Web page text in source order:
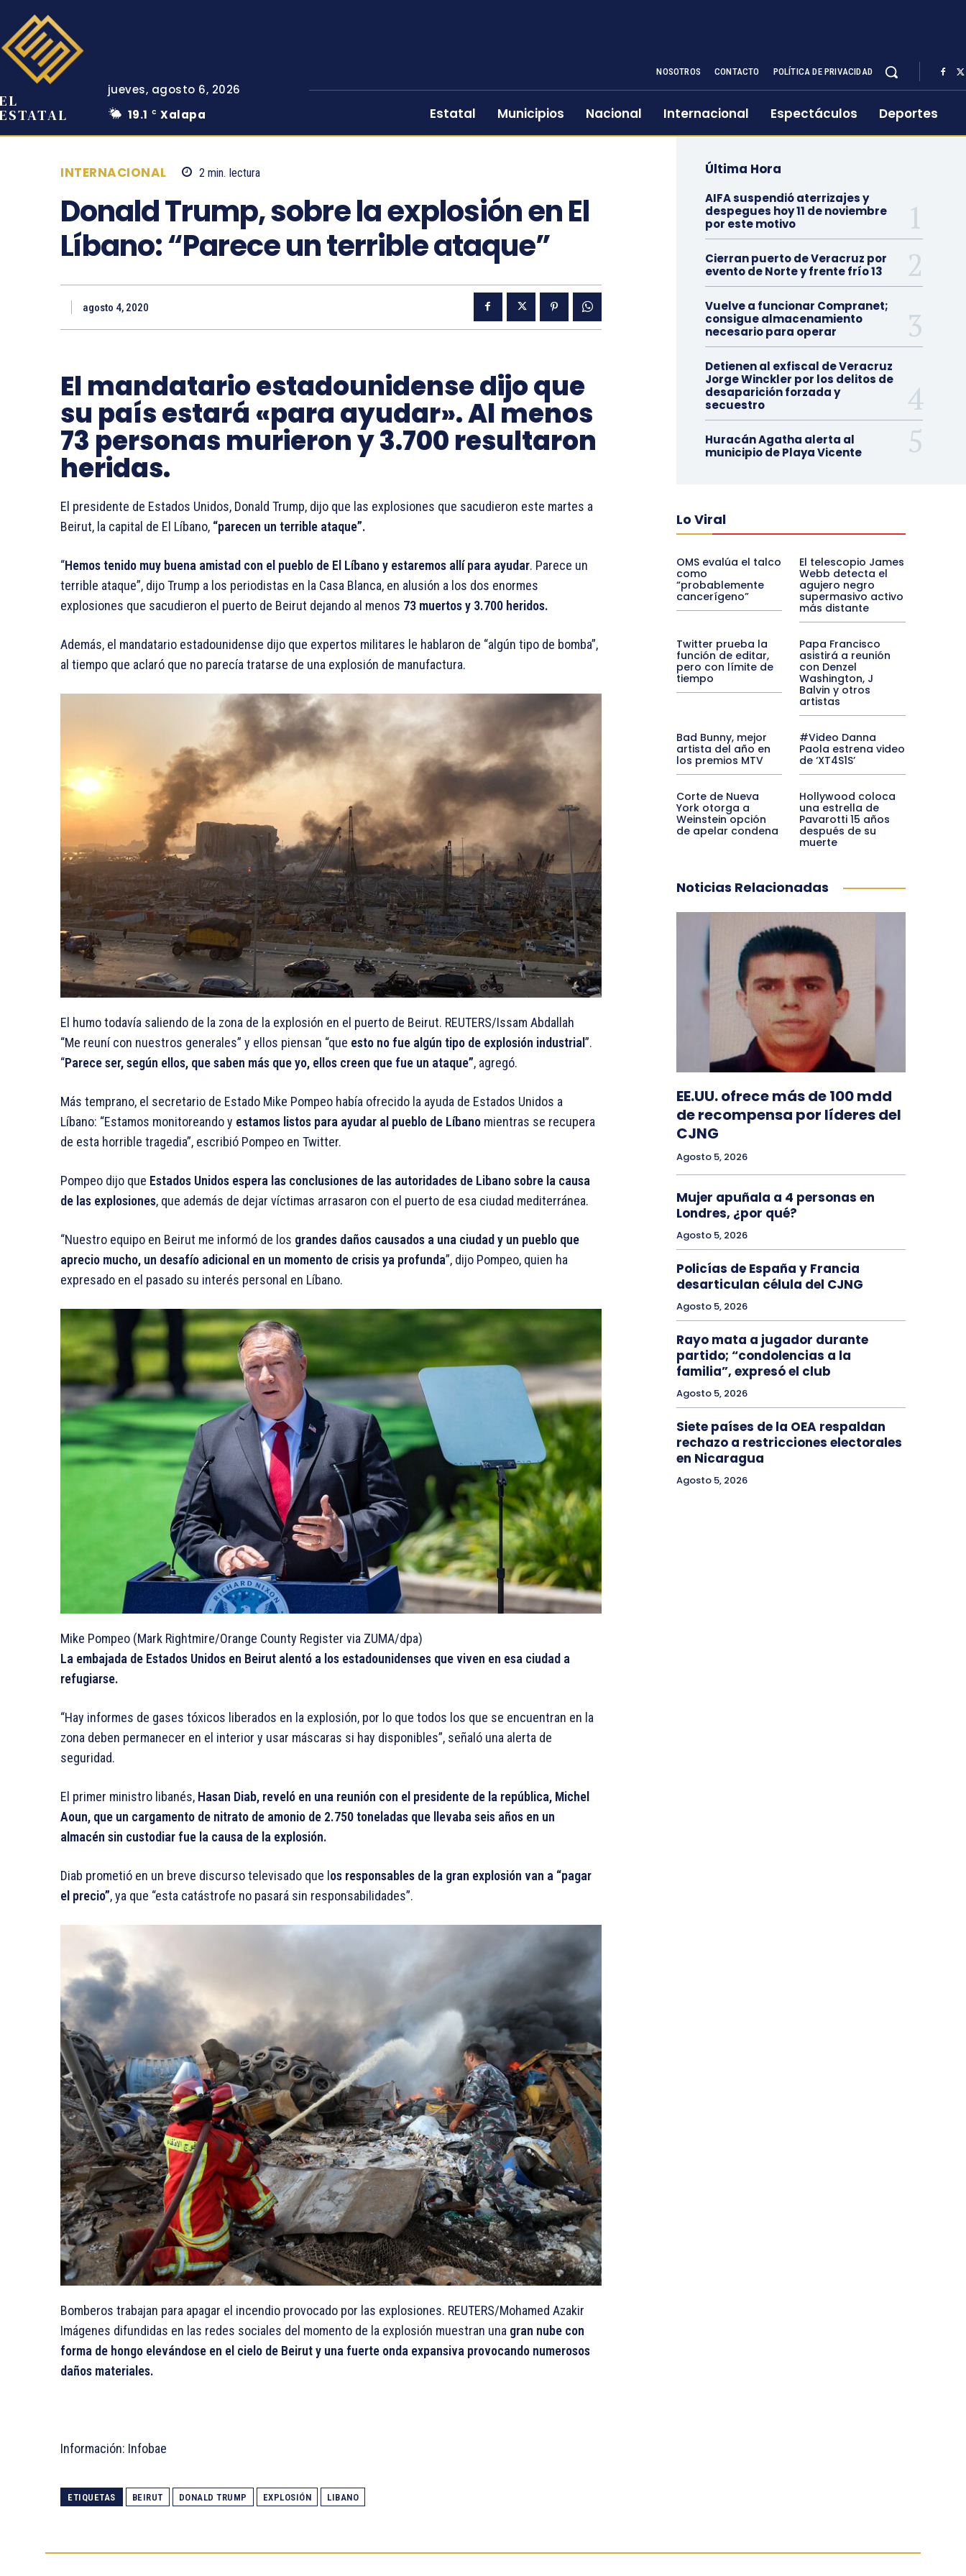
EL
ESTATAL
jueves, agosto 6, 2026
19.1
C Xalapa
NOSOTROS CONTACTO POLÍTICA DE PRIVACIDAD
Estatal Municipios Nacional Internacional Espectáculos Deportes
INTERNACIONAL 2 min. lectura
Donald Trump, sobre la explosión en El
Líbano: “Parece un terrible ataque”
agosto 4, 2020
El mandatario estadounidense dijo que
su país estará «para ayudar». Al menos
73 personas murieron y 3.700 resultaron
heridas.
El presidente de Estados Unidos, Donald Trump, dijo que las explosiones que sacudieron este martes a
Beirut, la capital de El Líbano, “parecen un terrible ataque”.
“Hemos tenido muy buena amistad con el pueblo de El Líbano y estaremos allí para ayudar. Parece un
terrible ataque”, dijo Trump a los periodistas en la Casa Blanca, en alusión a los dos enormes
explosiones que sacudieron el puerto de Beirut dejando al menos 73 muertos y 3.700 heridos.
Además, el mandatario estadounidense dijo que expertos militares le hablaron de “algún tipo de bomba”,
al tiempo que aclaró que no parecía tratarse de una explosión de manufactura.
El humo todavía saliendo de la zona de la explosión en el puerto de Beirut. REUTERS/Issam Abdallah
“Me reuní con nuestros generales” y ellos piensan “que esto no fue algún tipo de explosión industrial”.
“Parece ser, según ellos, que saben más que yo, ellos creen que fue un ataque”, agregó.
Más temprano, el secretario de Estado Mike Pompeo había ofrecido la ayuda de Estados Unidos a
Líbano: “Estamos monitoreando y estamos listos para ayudar al pueblo de Líbano mientras se recupera
de esta horrible tragedia”, escribió Pompeo en Twitter.
Pompeo dijo que Estados Unidos espera las conclusiones de las autoridades de Libano sobre la causa
de las explosiones, que además de dejar víctimas arrasaron con el puerto de esa ciudad mediterránea.
“Nuestro equipo en Beirut me informó de los grandes daños causados a una ciudad y un pueblo que
aprecio mucho, un desafío adicional en un momento de crisis ya profunda”, dijo Pompeo, quien ha
expresado en el pasado su interés personal en Líbano.
Mike Pompeo (Mark Rightmire/Orange County Register via ZUMA/dpa)
La embajada de Estados Unidos en Beirut alentó a los estadounidenses que viven en esa ciudad a
refugiarse.
“Hay informes de gases tóxicos liberados en la explosión, por lo que todos los que se encuentran en la
zona deben permanecer en el interior y usar máscaras si hay disponibles”, señaló una alerta de
seguridad.
El primer ministro libanés, Hasan Diab, reveló en una reunión con el presidente de la república, Michel
Aoun, que un cargamento de nitrato de amonio de 2.750 toneladas que llevaba seis años en un
almacén sin custodiar fue la causa de la explosión.
Diab prometió en un breve discurso televisado que los responsables de la gran explosión van a “pagar
el precio”, ya que “esta catástrofe no pasará sin responsabilidades”.
Bomberos trabajan para apagar el incendio provocado por las explosiones. REUTERS/Mohamed Azakir
Imágenes difundidas en las redes sociales del momento de la explosión muestran una gran nube con
forma de hongo elevándose en el cielo de Beirut y una fuerte onda expansiva provocando numerosos
daños materiales.
Información: Infobae
ETIQUETAS BEIRUT DONALD TRUMP EXPLOSIÓN LIBANO
Última Hora
AIFA suspendió aterrizajes y
despegues hoy 11 de noviembre
por este motivo
Cierran puerto de Veracruz por
evento de Norte y frente frío 13
Vuelve a funcionar Compranet;
consigue almacenamiento
necesario para operar
Detienen al exfiscal de Veracruz
Jorge Winckler por los delitos de
desaparición forzada y
secuestro
Huracán Agatha alerta al
municipio de Playa Vicente
Lo Viral
OMS evalúa el talco
como
“probablemente
cancerígeno”
El telescopio James
Webb detecta el
agujero negro
supermasivo activo
más distante
Twitter prueba la
función de editar,
pero con límite de
tiempo
Papa Francisco
asistirá a reunión
con Denzel
Washington, J
Balvin y otros
artistas
Bad Bunny, mejor
artista del año en
los premios MTV
#Video Danna
Paola estrena video
de ‘XT4S1S’
Corte de Nueva
York otorga a
Weinstein opción
de apelar condena
Hollywood coloca
una estrella de
Pavarotti 15 años
después de su
muerte
Noticias Relacionadas
EE.UU. ofrece más de 100 mdd
de recompensa por líderes del
CJNG
Agosto 5, 2026
Mujer apuñala a 4 personas en
Londres, ¿por qué?
Agosto 5, 2026
Policías de España y Francia
desarticulan célula del CJNG
Agosto 5, 2026
Rayo mata a jugador durante
partido; “condolencias a la
familia”, expresó el club
Agosto 5, 2026
Siete países de la OEA respaldan
rechazo a restricciones electorales
en Nicaragua
Agosto 5, 2026